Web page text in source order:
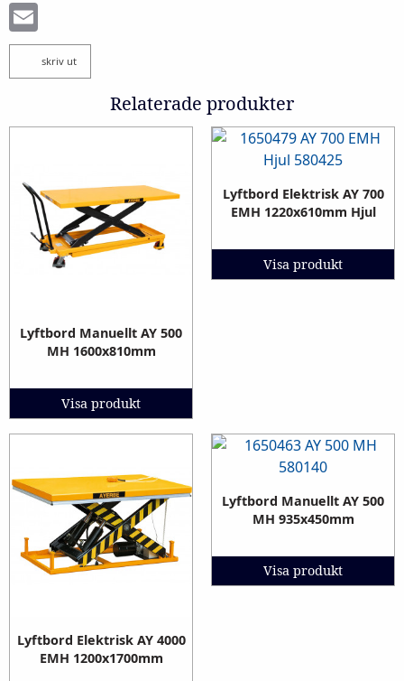
skriv ut
Relaterade produkter
Lyftbord Manuellt AY 500
MH 1600x810mm
Visa produkt
Lyftbord Elektrisk AY 700
EMH 1220x610mm Hjul
Visa produkt
Lyftbord Elektrisk AY 4000
EMH 1200x1700mm
Lyftbord Manuellt AY 500
MH 935x450mm
Visa produkt